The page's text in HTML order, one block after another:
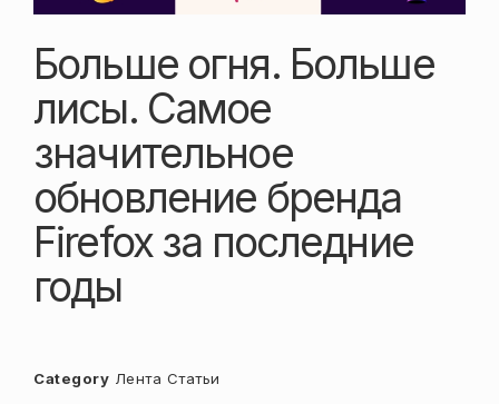
Больше огня. Больше
лисы. Самое
значительное
обновление бренда
Firefox за последние
годы
Category Лента Статьи